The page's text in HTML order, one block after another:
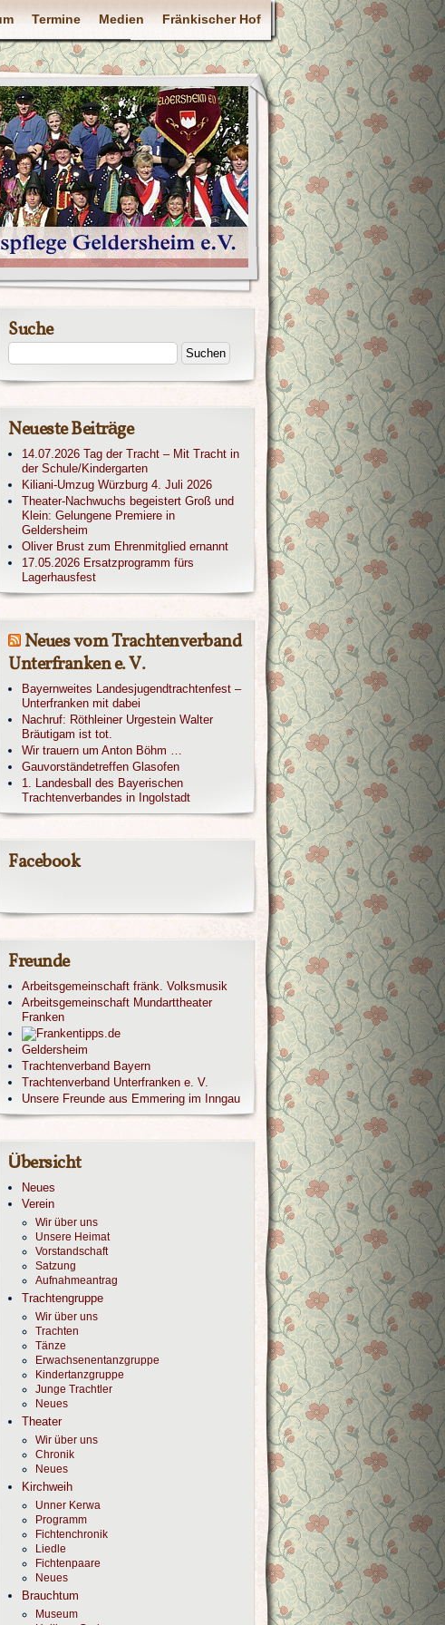
Termine Medien Fränkischer Hof
Suche
Neueste Beiträge
14.07.2026 Tag der Tracht – Mit Tracht in
der Schule/Kindergarten
Kiliani-Umzug Würzburg 4. Juli 2026
Theater-Nachwuchs begeistert Groß und
Klein: Gelungene Premiere in
Geldersheim
Oliver Brust zum Ehrenmitglied ernannt
17.05.2026 Ersatzprogramm fürs
Lagerhausfest
Neues vom Trachtenverband
Unterfranken e. V.
Bayernweites Landesjugendtrachtenfest –
Unterfranken mit dabei
Nachruf: Röthleiner Urgestein Walter
Bräutigam ist tot.
Wir trauern um Anton Böhm …
Gauvorständetreffen Glasofen
1. Landesball des Bayerischen
Trachtenverbandes in Ingolstadt
Facebook
Freunde
Arbeitsgemeinschaft fränk. Volksmusik
Arbeitsgemeinschaft Mundarttheater
Franken
Geldersheim
Trachtenverband Bayern
Trachtenverband Unterfranken e. V.
Unsere Freunde aus Emmering im Inngau
Übersicht
Neues
Verein
Wir über uns
Unsere Heimat
Vorstandschaft
Satzung
Aufnahmeantrag
Trachtengruppe
Wir über uns
Trachten
Tänze
Erwachsenentanzgruppe
Kindertanzgruppe
Junge Trachtler
Neues
Theater
Wir über uns
Chronik
Neues
Kirchweih
Unner Kerwa
Programm
Fichtenchronik
Liedle
Fichtenpaare
Neues
Brauchtum
Museum